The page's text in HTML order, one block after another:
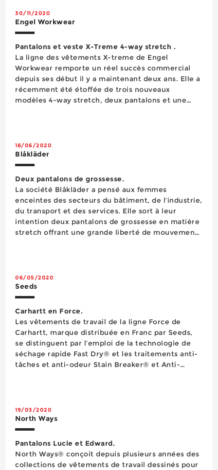
30/11/2020
Engel Workwear
Pantalons et veste X-Treme 4-way stretch .
La ligne des vêtements X-treme de Engel
Workwear remporte un réel succès commercial
depuis ses début il y a maintenant deux ans. Elle a
récemment été étoffée de trois nouveaux
modèles 4-way stretch, deux pantalons et une
18/06/2020
Blåkläder
Deux pantalons de grossesse.
La société Blåkläder a pensé aux femmes
enceintes des secteurs du bâtiment, de l’industrie,
du transport et des services. Elle sort à leur
intention deux pantalons de grossesse en matière
stretch offrant une grande liberté de mouvement.
06/05/2020
Seeds
Carhartt en Force.
Les vêtements de travail de la ligne Force de
Carhartt, marque distribuée en Franc par Seeds,
se distinguent par l’emploi de la technologie de
séchage rapide Fast Dry® et les traitements anti-
tâches et anti-odeur Stain Breaker® et Anti-
Hooded Jac...
19/03/2020
North Ways
Pantalons Lucie et Edward.
North Ways® conçoit depuis plusieurs années des
collections de vêtements de travail dessinés pour